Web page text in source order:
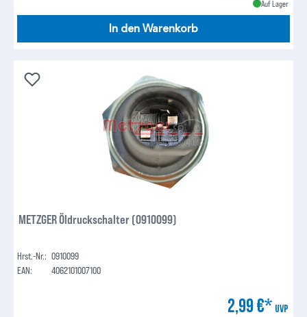
Auf Lager
In den Warenkorb
METZGER Öldruckschalter (0910099)
Hrst.-Nr.: 0910099
EAN:
4062101007100
2,99 €* UVP